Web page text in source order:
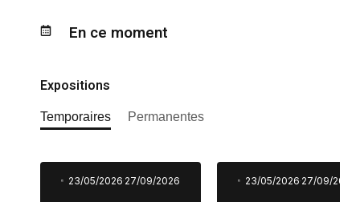
En ce moment
Expositions
Temporaires Permanentes
23/05/2026 27/09/2026 23/05/2026 27/09/2026